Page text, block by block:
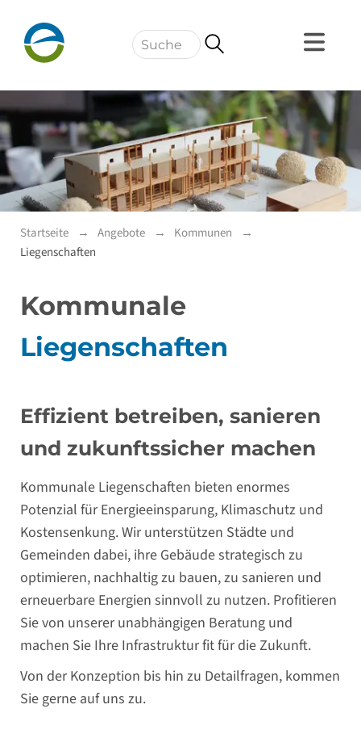
Navigation
Startseite Angebote
Kommunen
Liegenschaften
Kommunale
Liegenschaften
Effizient betreiben, sanieren
und zukunftssicher machen
Kommunale Liegenschaften bieten enormes
Potenzial für Energieeinsparung, Klimaschutz und
Kostensenkung. Wir unterstützen Städte und
Gemeinden dabei, ihre Gebäude strategisch zu
optimieren, nachhaltig zu bauen, zu sanieren und
erneuerbare Energien sinnvoll zu nutzen. Profitieren
Sie von unserer unabhängigen Beratung und
machen Sie Ihre Infrastruktur fit für die Zukunft.
Von der Konzeption bis hin zu Detailfragen, kommen
Sie gerne auf uns zu.